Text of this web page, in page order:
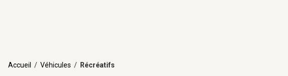
Accueil / Véhicules / Récréatifs